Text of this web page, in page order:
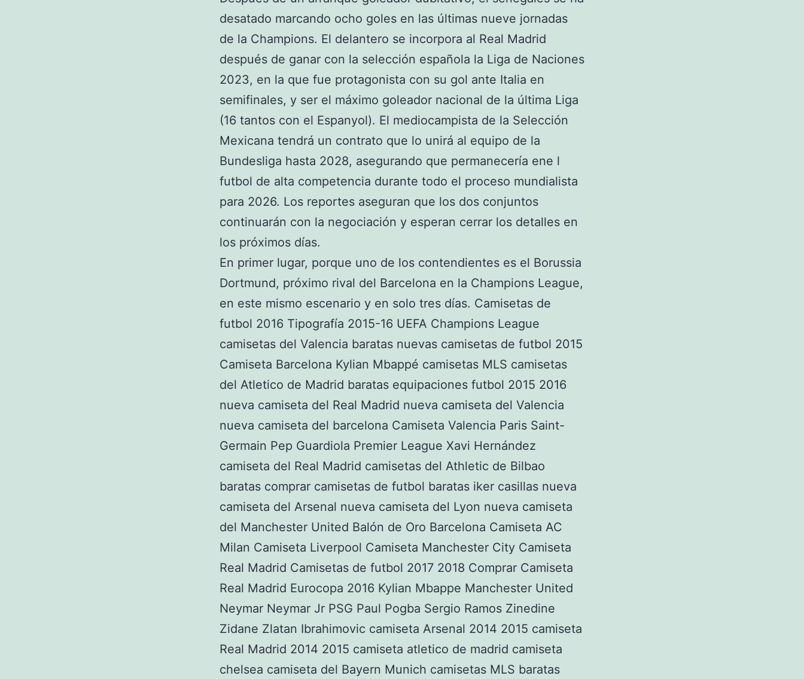
desatado marcando ocho goles en las últimas nueve jornadas
de la Champions. El delantero se incorpora al Real Madrid
después de ganar con la selección española la Liga de Naciones
2023, en la que fue protagonista con su gol ante Italia en
semifinales, y ser el máximo goleador nacional de la última Liga
(16 tantos con el Espanyol). El mediocampista de la Selección
Mexicana tendrá un contrato que lo unirá al equipo de la
Bundesliga hasta 2028, asegurando que permanecería ene l
futbol de alta competencia durante todo el proceso mundialista
para 2026. Los reportes aseguran que los dos conjuntos
continuarán con la negociación y esperan cerrar los detalles en
los próximos días.
En primer lugar, porque uno de los contendientes es el Borussia
Dortmund, próximo rival del Barcelona en la Champions League,
en este mismo escenario y en solo tres días. Camisetas de
futbol 2016 Tipografía 2015-16 UEFA Champions League
camisetas del Valencia baratas nuevas camisetas de futbol 2015
Camiseta Barcelona Kylian Mbappé camisetas MLS camisetas
del Atletico de Madrid baratas equipaciones futbol 2015 2016
nueva camiseta del Real Madrid nueva camiseta del Valencia
nueva camiseta del barcelona Camiseta Valencia Paris Saint-
Germain Pep Guardiola Premier League Xavi Hernández
camiseta del Real Madrid camisetas del Athletic de Bilbao
baratas comprar camisetas de futbol baratas iker casillas nueva
camiseta del Arsenal nueva camiseta del Lyon nueva camiseta
del Manchester United Balón de Oro Barcelona Camiseta AC
Milan Camiseta Liverpool Camiseta Manchester City Camiseta
Real Madrid Camisetas de futbol 2017 2018 Comprar Camiseta
Real Madrid Eurocopa 2016 Kylian Mbappe Manchester United
Neymar Neymar Jr PSG Paul Pogba Sergio Ramos Zinedine
Zidane Zlatan Ibrahimovic camiseta Arsenal 2014 2015 camiseta
Real Madrid 2014 2015 camiseta atletico de madrid camiseta
chelsea camiseta del Bayern Munich camisetas MLS baratas